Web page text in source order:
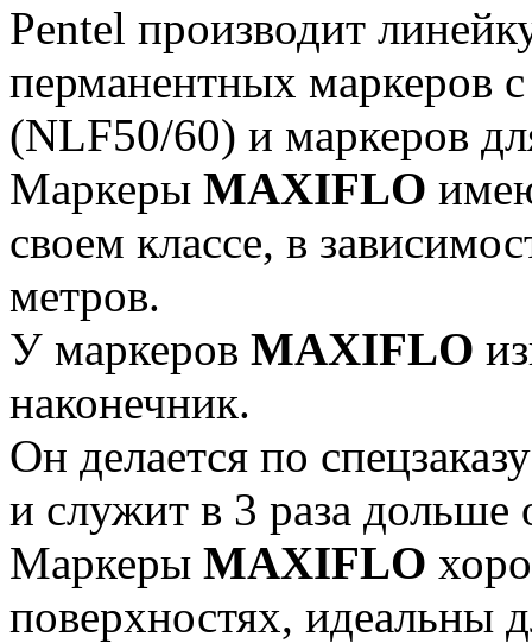
Pentel производит
перманентных маркеров
(NLF50/60) и маркеров
Маркеры MAXIFLO
своем классе, в
метров.
У маркеров MAXIFLO
наконечник.
Он делается по
и служит в 3 раза
Маркеры MAXIFLO
поверхностях, идеальны